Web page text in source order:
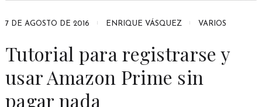
7 DE AGOSTO DE 2016 ENRIQUE VÁSQUEZ VARIOS
Tutorial para registrarse y
usar Amazon Prime sin
pagar nada